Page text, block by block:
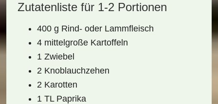
Zutatenliste für 1-2 Portionen
400 g Rind- oder Lammfleisch
4 mittelgroße Kartoffeln
1 Zwiebel
2 Knoblauchzehen
2 Karotten
1 TL Paprika